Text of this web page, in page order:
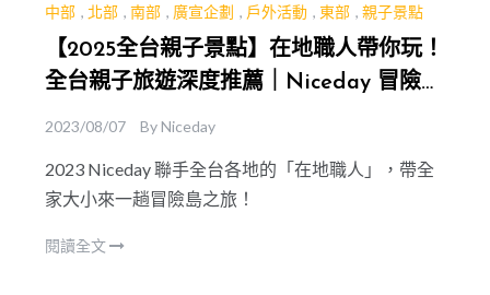
中部 ,北部 ,南部 , 廣宣企劃 , 戶外活動 , 東部 ,親子景點
【2025全台親子景點】在地職人帶你玩！
全台親子旅遊深度推薦｜Niceday 冒險島
2023/08/07 ByNiceday
2023 Niceday 聯手全台各地的「在地職人」，帶全
家大小來一趟冒險島之旅！
閱讀全文